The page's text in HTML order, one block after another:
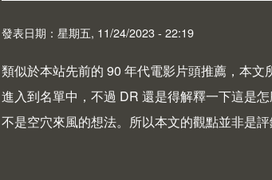
發表日期：星期五, 11/24/2023 - 22:19
類似於本站先前的 90 年代電影片頭推薦 ，本
進入到名單中，不過 DR 還是得解釋一下這是
不是空穴來風的想法。所以本文的觀點並非是